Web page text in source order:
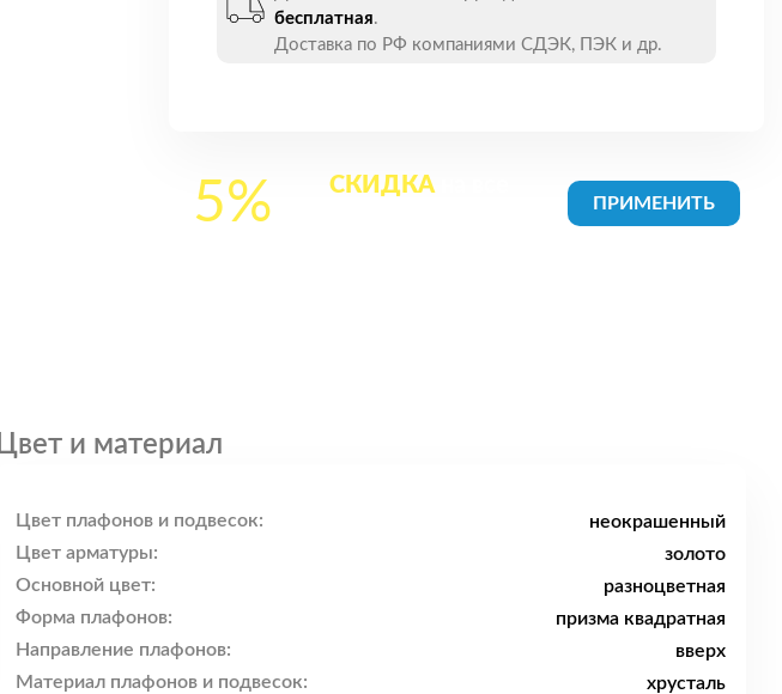
бесплатная.
Доставка по РФ компаниями СДЭК, ПЭК и др.
5% СКИДКА
Цвет и материал
Цвет плафонов и подвесок:
неокрашенный
Цвет арматуры:
золото
Основной цвет:
разноцветная
Форма плафонов:
призма квадратная
Направление плафонов:
вверх
Материал плафонов и подвесок:
хрусталь